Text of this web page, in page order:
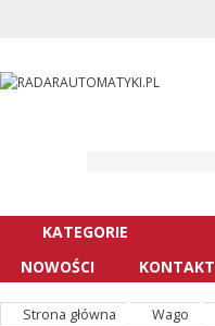
KATEGORIE
NOWOŚCI
KONTAKT
Strona główna Wago